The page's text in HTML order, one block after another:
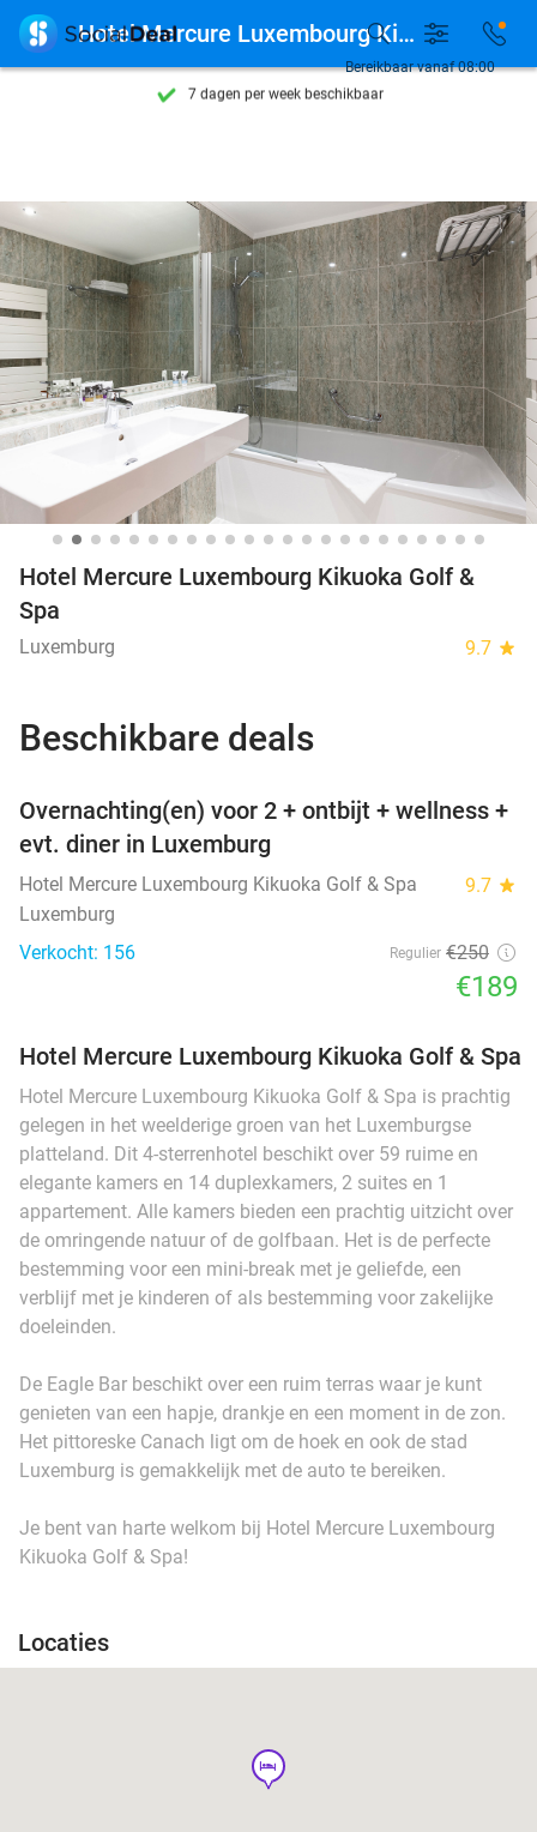
7 dagen per week beschikbaar
7 dagen per week beschikbaar
10+ miljoen leden
Bereikbaar vanaf 08:00
 Hotel Mercure Luxembourg Kikuoka Golf & Spa
Hotel Mercure Luxembourg Kikuoka Golf &
Spa
Luxemburg 9.7 star
Beschikbare deals
Overnachting(en) voor 2 + ontbijt + wellness +
evt. diner in Luxemburg
Hotel Mercure Luxembourg Kikuoka Golf & Spa 9.7 star
Luxemburg
Verkocht: 156
Regulier €250
€189
Hotel Mercure Luxembourg Kikuoka Golf & Spa
Hotel Mercure Luxembourg Kikuoka Golf & Spa is prachtig
gelegen in het weelderige groen van het Luxemburgse
platteland. Dit 4-sterrenhotel beschikt over 59 ruime en
elegante kamers en 14 duplexkamers, 2 suites en 1
appartement. Alle kamers bieden een prachtig uitzicht over
de omringende natuur of de golfbaan. Het is de perfecte
bestemming voor een mini-break met je geliefde, een
verblijf met je kinderen of als bestemming voor zakelijke
doeleinden.
De Eagle Bar beschikt over een ruim terras waar je kunt
genieten van een hapje, drankje en een moment in de zon.
Het pittoreske Canach ligt om de hoek en ook de stad
Luxemburg is gemakkelijk met de auto te bereiken.
Je bent van harte welkom bij Hotel Mercure Luxembourg
Kikuoka Golf & Spa!
Locaties
hotel